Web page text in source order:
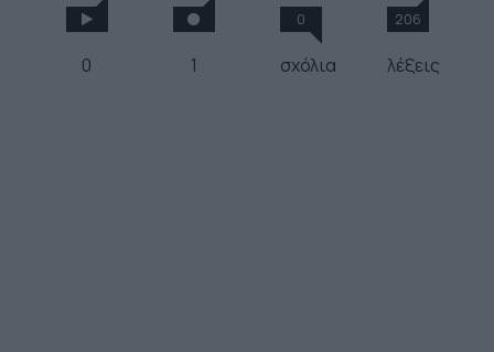
0 1
0
σχόλια
206
λέξεις